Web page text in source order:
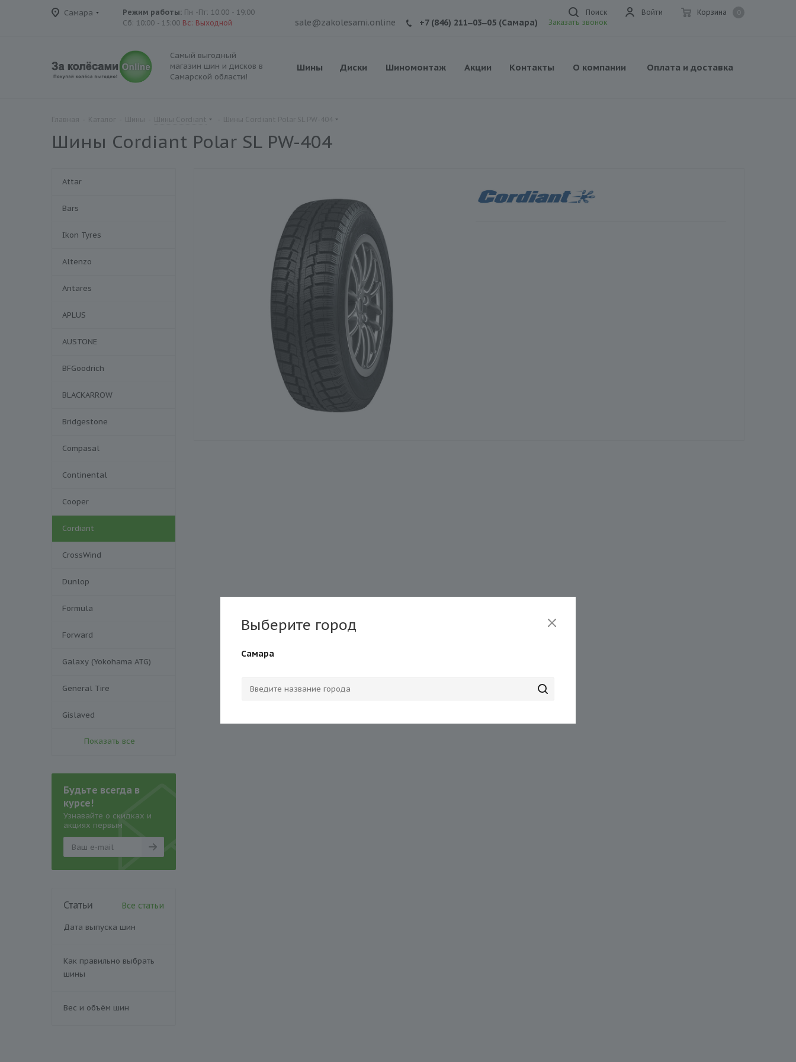
Самара Корзина
Войти
Режим работы: Пн -Пт: 10:00 - 19:00
Сб: 10:00 - 15:00 Вс: Выходной
Поиск
sale@zakolesami.online +7 (846) 211‒03‒05 (Самара) Заказать звонок
Самый выгодный
магазин шин и дисков в
Самарской области!
Шины Диски Шиномонтаж Акции Контакты О компании Оплата и доставка
Шины Cordiant Polar SL PW-404
Attar
Bars
Ikon Tyres
Altenzo
Antares
APLUS
AUSTONE
BFGoodrich
BLACKARROW
Bridgestone
Compasal
Continental
Cooper
Cordiant
CrossWind
Dunlop
Formula
Forward
Galaxy (Yokohama ATG)
General Tire
Gislaved
Показать все
Будьте всегда в
курсе!
Узнавайте о скидках и
акциях первым
Статьи Все статьи
Дата выпуска шин
Как правильно выбрать
шины
Вес и объём шин
Выберите город
Самара